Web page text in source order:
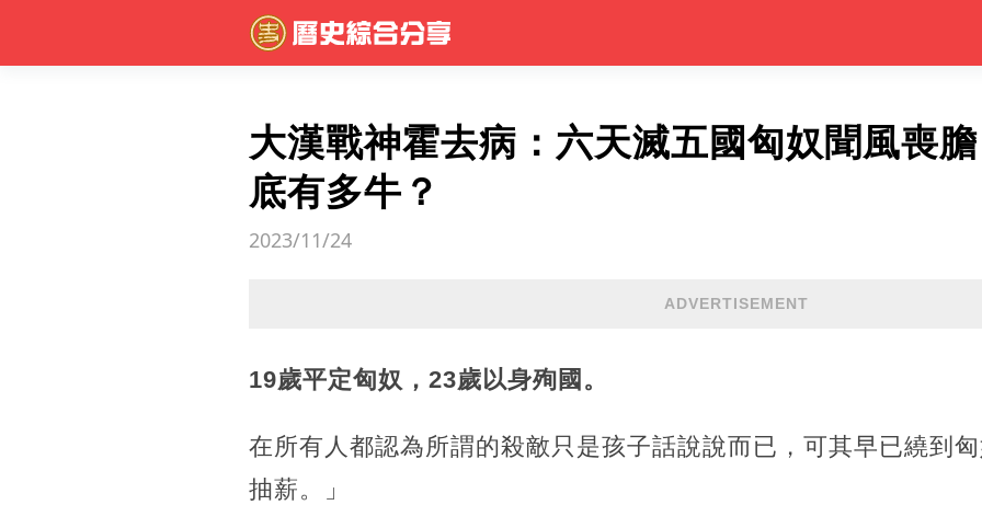
大漢戰神霍去病：六天滅五國匈奴聞風喪
底有多牛？
2023/11/24
ADVERTISEMENT
19歲平定匈奴，23歲以身殉國。
在所有人都認為所謂的殺敵只是孩子話說說而已，可其早已繞到
抽薪。」